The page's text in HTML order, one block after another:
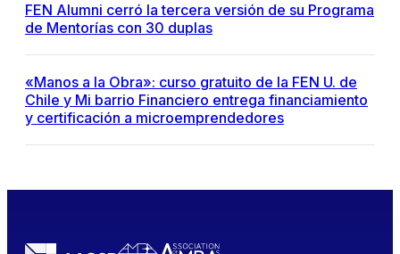
FEN Alumni cerró la tercera versión de su Programa
de Mentorías con 30 duplas
«Manos a la Obra»: curso gratuito de la FEN U. de
Chile y Mi barrio Financiero entrega financiamiento
y certificación a microemprendedores